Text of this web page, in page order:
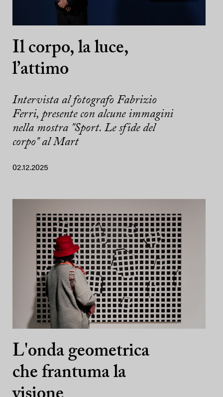
Il corpo, la luce,
l’attimo
Intervista al fotografo Fabrizio
Ferri, presente con alcune immagini
nella mostra "Sport. Le sfide del
corpo" al Mart
02.12.2025
L'onda geometrica
che frantuma la